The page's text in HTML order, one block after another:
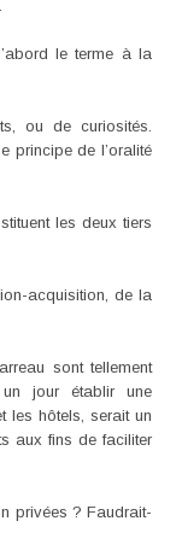
le terme à la
ou de curiosités.
principe de l’oralité
les deux tiers
acquisition, de la
sont tellement
jour établir une
les hôtels, serait un
aux fins de faciliter
privées ? Faudrait-